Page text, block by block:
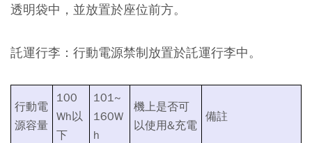
透明袋中，並放置於座位前方。
託運行李：行動電源禁制放置於託運行李中。
行動電
源容量
100
Wh以
下
101~
160W
h
機上是否可
以使用&充電
備註